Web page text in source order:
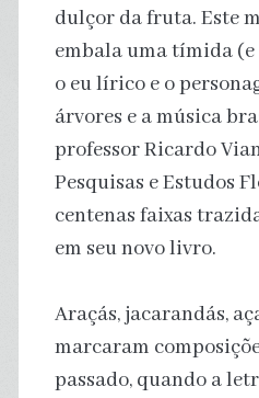
dulçor da fruta. Este
embala uma tímida
o eu lírico e o
árvores e a música
professor Ricardo
Pesquisas e Estudos
centenas faixas
em seu novo livro.
Araçás, jacarandás,
marcaram
passado, quando a